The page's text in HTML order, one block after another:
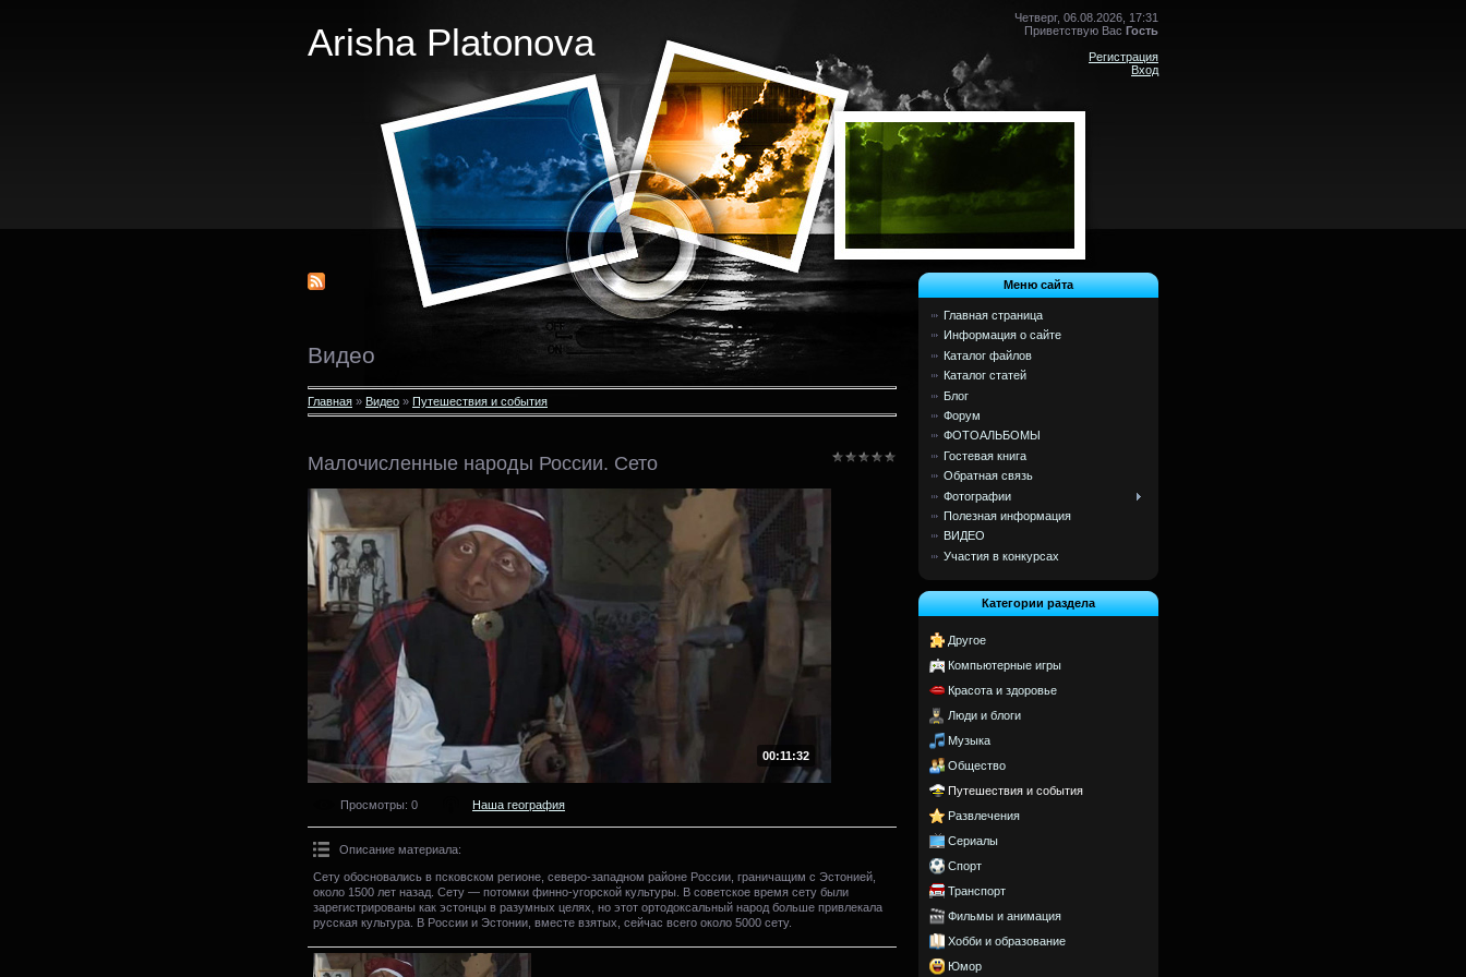
Arisha Platonova
Четверг, 06.08.2026, 17:31
Приветствую Вас Гость
Регистрация
Вход
Видео
Главная » Видео » Путешествия и события
Малочисленные народы России. Сето
00:11:32
Просмотры: 0 Наша география
Описание материала:
Сету обосновались в псковском регионе, северо-западном районе России, граничащим с Эстонией,
около 1500 лет назад. Сету — потомки финно-угорской культуры. В советское время сету были
зарегистрированы как эстонцы в разумных целях, но этот ортодоксальный народ больше привлекала
русская культура. В России и Эстонии, вместе взятых, сейчас всего около 5000 сету.
Меню сайта
Главная страница
Информация о сайте
Каталог файлов
Каталог статей
Блог
Форум
ФОТОАЛЬБОМЫ
Гостевая книга
Обратная связь
Фотографии
Полезная информация
ВИДЕО
Участия в конкурсах
Категории раздела
Другое
Компьютерные игры
Красота и здоровье
Люди и блоги
Музыка
Общество
Путешествия и события
Развлечения
Сериалы
Спорт
Транспорт
Фильмы и анимация
Хобби и образование
Юмор